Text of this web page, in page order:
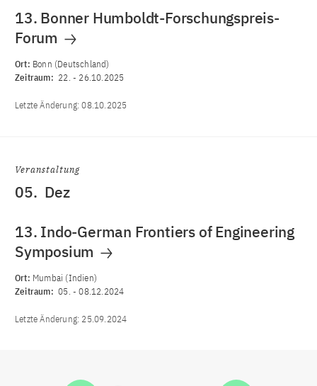
13. Bonner Humboldt-Forschungspreis-
Forum
Ort: Bonn (Deutschland)
Zeitraum: 22. - 26.10.2025
Letzte Änderung:08.10.2025
Veranstaltung
05. Dez
13. Indo-German Frontiers of Engineering
Symposium
Ort: Mumbai (Indien)
Zeitraum: 05. -08.12.2024
Letzte Änderung: 25.09.2024